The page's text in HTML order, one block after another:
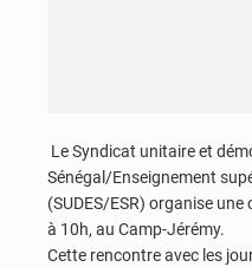
Le Syndicat unitaire et
Sénégal/Enseignement
(SUDES/ESR) organise
à 10h, au Camp-Jérémy.
Cette rencontre avec les